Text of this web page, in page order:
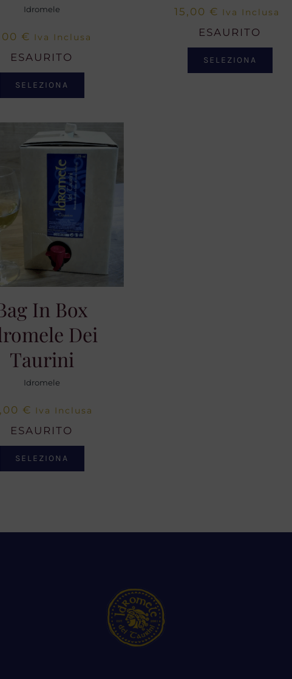
Idromele
€ Iva Inclusa
ESAURITO
SELEZIONA
15,00 € Iva Inclusa
ESAURITO
SELEZIONA
In Box
Dei
Taurini
Idromele
€ Iva Inclusa
ESAURITO
SELEZIONA